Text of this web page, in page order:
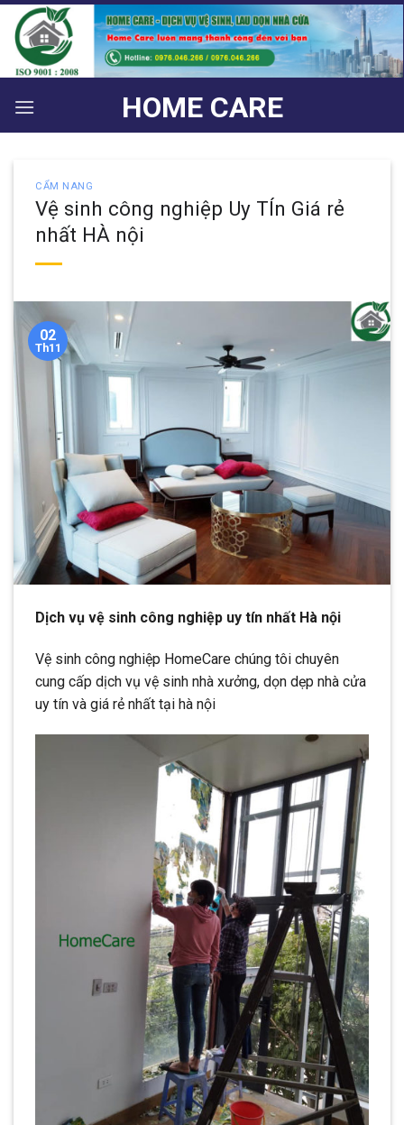
Bỏ
qua
nội
dung
HOME CARE
CẨM NANG
Vệ sinh công nghiệp Uy TÍn Giá rẻ
nhất HÀ nội
02
Th11
Dịch vụ vệ sinh công nghiệp uy tín nhất Hà nội
Vệ sinh công nghiệp HomeCare chúng tôi chuyên
cung cấp dịch vụ vệ sinh nhà xưởng, dọn dẹp nhà cửa
uy tín và giá rẻ nhất tại hà nội